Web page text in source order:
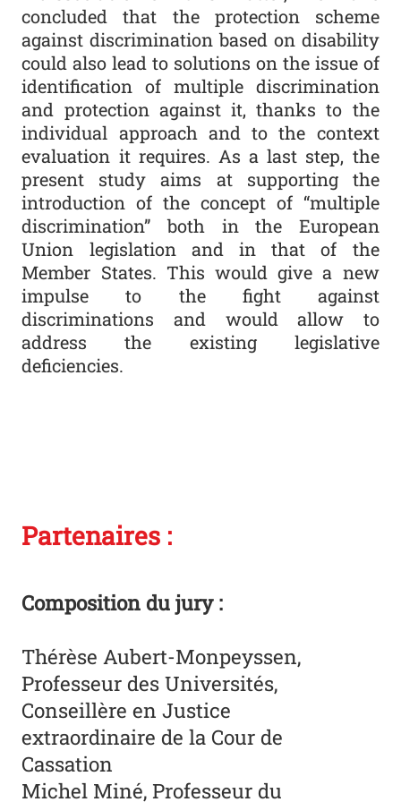
concluded that the protection scheme
against discrimination based on disability
could also lead to solutions on the issue of
identification of multiple discrimination
and protection against it, thanks to the
individual approach and to the context
evaluation it requires. As a last step, the
present study aims at supporting the
introduction of the concept of “multiple
discrimination” both in the European
Union legislation and in that of the
Member States. This would give a new
impulse to the fight against
discriminations and would allow to
address the existing legislative
deficiencies.
Partenaires :
Composition du jury :
Thérèse Aubert-Monpeyssen,
Professeur des Universités,
Conseillère en Justice
extraordinaire de la Cour de
Cassation
Michel Miné, Professeur du